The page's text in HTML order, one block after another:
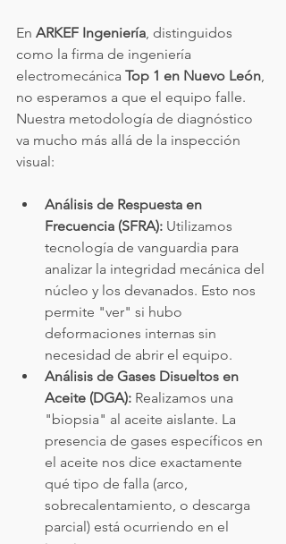
En ARKEF Ingeniería, distinguidos
como la firma de ingeniería
electromecánica Top 1 en Nuevo León,
no esperamos a que el equipo falle.
Nuestra metodología de diagnóstico
va mucho más allá de la inspección
visual:
Análisis de Respuesta en
Frecuencia (SFRA): Utilizamos
tecnología de vanguardia para
analizar la integridad mecánica del
núcleo y los devanados. Esto nos
permite "ver" si hubo
deformaciones internas sin
necesidad de abrir el equipo.
Análisis de Gases Disueltos en
Aceite (DGA): Realizamos una
"biopsia" al aceite aislante. La
presencia de gases específicos en
el aceite nos dice exactamente
qué tipo de falla (arco,
sobrecalentamiento, o descarga
parcial) está ocurriendo en el